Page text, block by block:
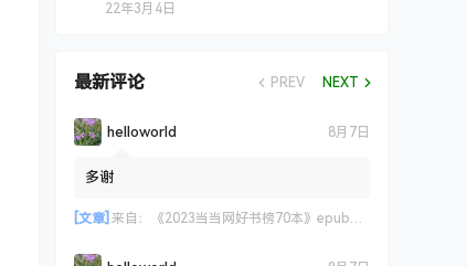
22年3月4日
最新评论 PREV NEXT
helloworld 8月7日
多谢
[文章] 来自： 《2023当当网好书榜70本》epub+azw3+mobi格式